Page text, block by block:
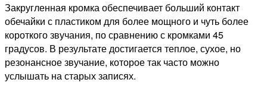
Закругленная кромка обеспечивает больший контакт
обечайки с пластиком для более мощного и чуть более
короткого звучания, по сравнению с кромками 45
градусов. В результате достигается теплое, сухое, но
резонансное звучание, которое так часто можно
услышать на старых записях.